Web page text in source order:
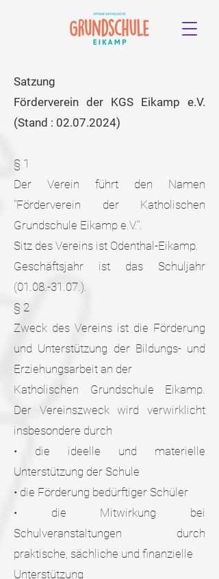
Satzung
Förderverein der KGS Eikamp e.V.
(Stand : 02.07.2024)
§ 1
Der Verein führt den Namen
"Förderverein der Katholischen
Grundschule Eikamp e.V.".
Sitz des Vereins ist Odenthal-Eikamp.
Geschäftsjahr ist das Schuljahr
(01.08.-31.07.).
§ 2
Zweck des Vereins ist die Förderung
und Unterstützung der Bildungs- und
Erziehungsarbeit an der
Katholischen Grundschule Eikamp.
Der Vereinszweck wird verwirklicht
insbesondere durch
• die ideelle und materielle
Unterstützung der Schule
• die Förderung bedürftiger Schüler
• die Mitwirkung bei
Schulveranstaltungen durch
praktische, sächliche und finanzielle
Unterstützung